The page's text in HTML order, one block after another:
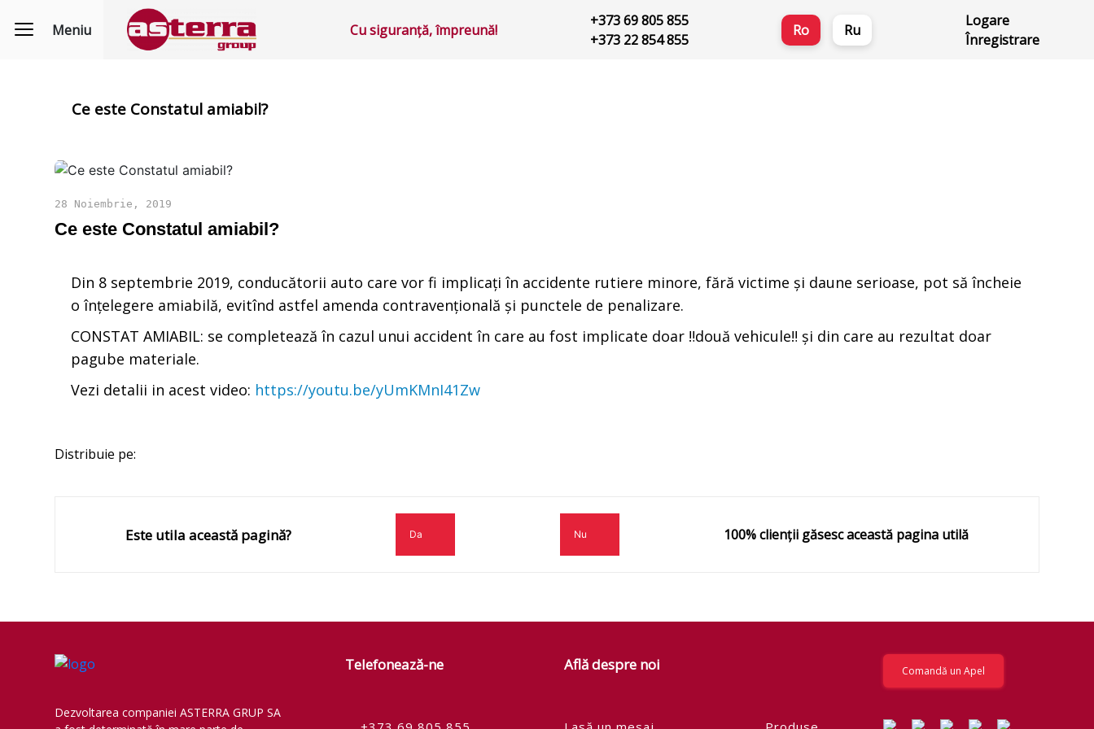
Meniu Cu siguranță, împreună!
+373 69 805 855
+373 22 854 855
Ro Ru
Logare
Înregistrare
Ce este Constatul amiabil?
28 Noiembrie, 2019
Ce este Constatul amiabil?
Din 8 septembrie 2019, conducătorii auto care vor fi implicaţi în accidente rutiere minore, fără victime şi daune serioase, pot să încheie
o înţelegere amiabilă, evitînd astfel amenda contravenţională şi punctele de penalizare.
CONSTAT AMIABIL: se completează în cazul unui accident în care au fost implicate doar ‼️două vehicule‼️ și din care au rezultat doar
pagube materiale.
Vezi detalii in acest video: https://youtu.be/yUmKMnI41Zw
Distribuie pe:
Este utila această pagină? Da Nu 100% clienții găsesc această pagina utilă
Dezvoltarea companiei ASTERRA GRUP SA
Telefonează-ne Află despre noi Comandă un Apel